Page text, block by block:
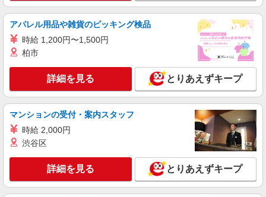
キープ 詳細を見る
派遣社員
株式会社kotrio /●SI-H-2024235
≪みずほ台駅≫年齢不問！０からスタートでも
活躍できる看護助手♪
時給1600円〜2250円 ＜日払い有/週払い有/交
通費全支給(ガソリン代含む)＞
富士見市
詳細を見る
高収入を目指したい方必見！未経験でも日収
アパレル用品や雑貨のピッキング検品
時給 1,200円〜1,500円
柏市
詳細を見る とりあえずキープ
マンションの受付・案内スタッフ
時給 2,000円
渋谷区
詳細を見る とりあえずキープ